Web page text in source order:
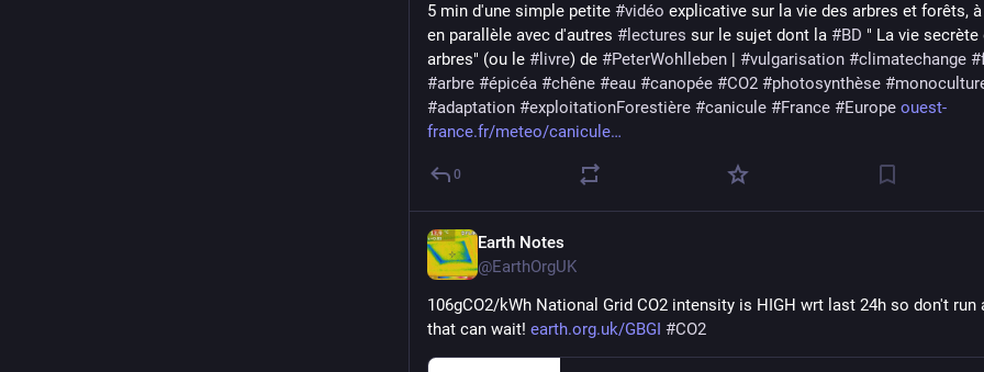
5 min d'une simple petite #vidéo explicative sur la vie des arbres et forêts,
en parallèle avec d'autres # lectures sur le sujet dont la #BD " La vie secrète
arbres" (ou le # livre) de #PeterWohlleben | #vulgarisation #climatechange #
#arbre #épicéa #chêne #eau #canopée #CO2 #photosynthèse #
#adaptation #exploitationForestière #canicule #France #Europe ouest-
france.fr/meteo/canicule
0
Earth Notes
@EarthOrgUK
106gCO2/kWh National Grid CO2 intensity is HIGH wrt last 24h so don't run
that can wait! earth.org.uk/GBGI #CO2